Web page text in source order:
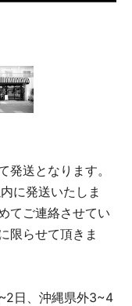
発送となります。
に発送いたしま
てご連絡させてい
限らせて頂きま
日、沖縄県外3~4